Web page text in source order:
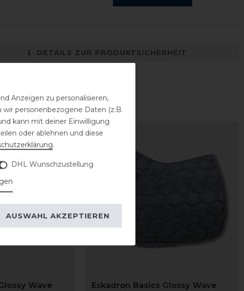
DETAILS ZUR PRODUKTSICHERHEIT
Wave
Eskadron Basics Glossy Wave
Anzeigen zu personalisieren,
personenbezogene Daten (z.B.
kann mit deiner Einwilligung
oder ablehnen und diese
.
DHL Wunschzustellung
AUSWAHL AKZEPTIEREN